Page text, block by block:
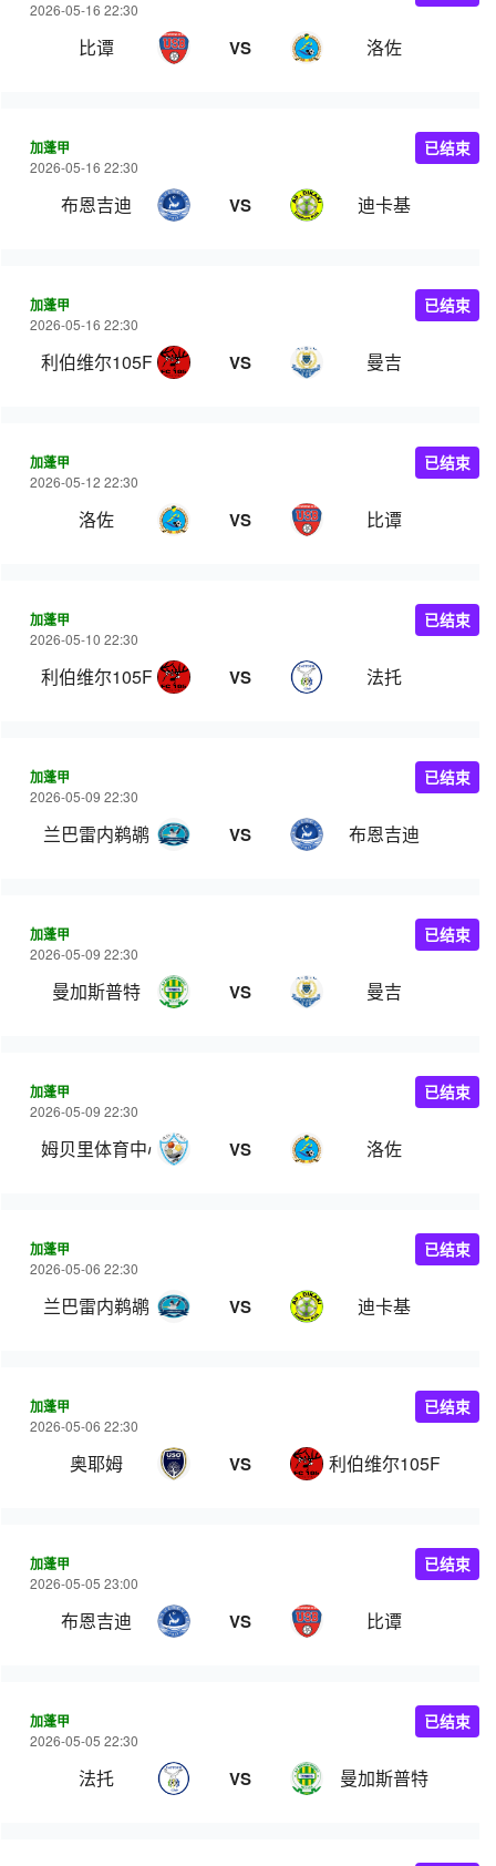
2026-05-16 22:30
比谭 VS 洛佐
加蓬甲
2026-05-16 22:30
布恩吉迪 VS 迪卡基
已结束
加蓬甲
2026-05-16 22:30
利伯维尔105FC VS 曼吉
已结束
加蓬甲
2026-05-12 22:30
洛佐 VS 比谭
已结束
加蓬甲
2026-05-10 22:30
利伯维尔105FC VS 法托
已结束
加蓬甲
2026-05-09 22:30
兰巴雷内鹈鹕 VS 布恩吉迪
已结束
加蓬甲
2026-05-09 22:30
曼加斯普特 VS 曼吉
已结束
加蓬甲
2026-05-09 22:30
姆贝里体育中心 VS 洛佐
已结束
加蓬甲
2026-05-06 22:30
兰巴雷内鹈鹕 VS 迪卡基
已结束
加蓬甲
2026-05-06 22:30
奥耶姆 VS 利伯维尔105FC
已结束
加蓬甲
2026-05-05 23:00
布恩吉迪 VS 比谭
已结束
加蓬甲
2026-05-05 22:30
法托 VS 曼加斯普特
已结束